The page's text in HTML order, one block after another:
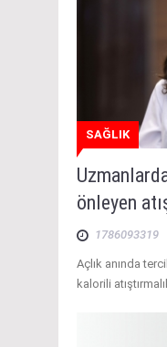
SAĞLIK
önleyen
1786093319
Açlık anında
kalorili